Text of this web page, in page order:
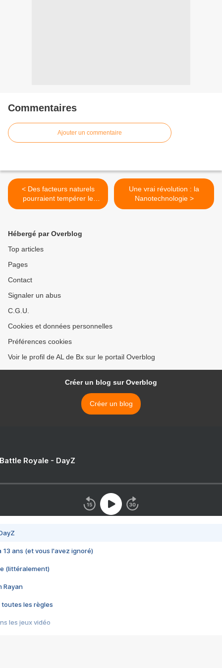
Commentaires
Ajouter un commentaire
< Des facteurs naturels
pourraient tempérer le
réchauffement
Une vrai révolution : la
Nanotechnologie >
Hébergé par Overblog
Top articles
Pages
Contact
Signaler un abus
C.G.U.
Cookies et données personnelles
Préférences cookies
Voir le profil de AL de Bx sur le portail Overblog
Créer un blog sur Overblog
Créer un blog
Royale - DayZ
13 ans (et vous l'avez ignoré)
(littéralement)
Rayan
toutes les règles
les jeux vidéo